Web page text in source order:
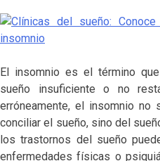
El insomnio es el término
sueño insuficiente o no
erróneamente, el insomnio no
conciliar el sueño, sino del
los trastornos del sueño
enfermedades físicas o